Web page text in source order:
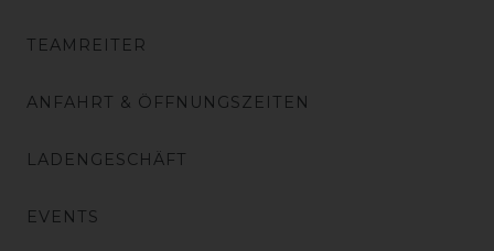
TEAMREITER
ANFAHRT & ÖFFNUNGSZEITEN
LADENGESCHÄFT
EVENTS